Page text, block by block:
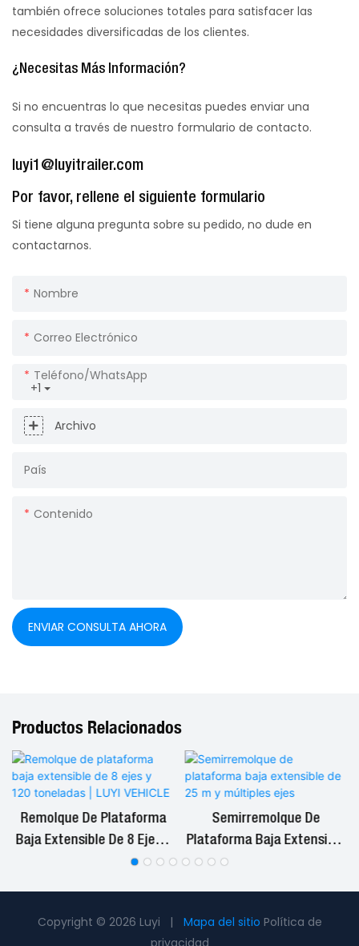
también ofrece soluciones totales para satisfacer las
necesidades diversificadas de los clientes.
¿Necesitas Más Información?
Si no encuentras lo que necesitas puedes enviar una
consulta a través de nuestro formulario de contacto.
luyi1@luyitrailer.com
Por favor, rellene el siguiente formulario
Si tiene alguna pregunta sobre su pedido, no dude en
contactarnos.
Nombre
Correo Electrónico
+1
Teléfono/WhatsApp
Archivo
País
Contenido
ENVIAR CONSULTA AHORA
Productos Relacionados
Remolque De Plataforma
Baja Extensible De 8 Ejes Y
120 Toneladas | LUYI
Semirremolque De
Plataforma Baja Extensible
De 25 M Y Múltiples Ejes
Copyright © 2026 Luyi | Mapa del sitio Política de